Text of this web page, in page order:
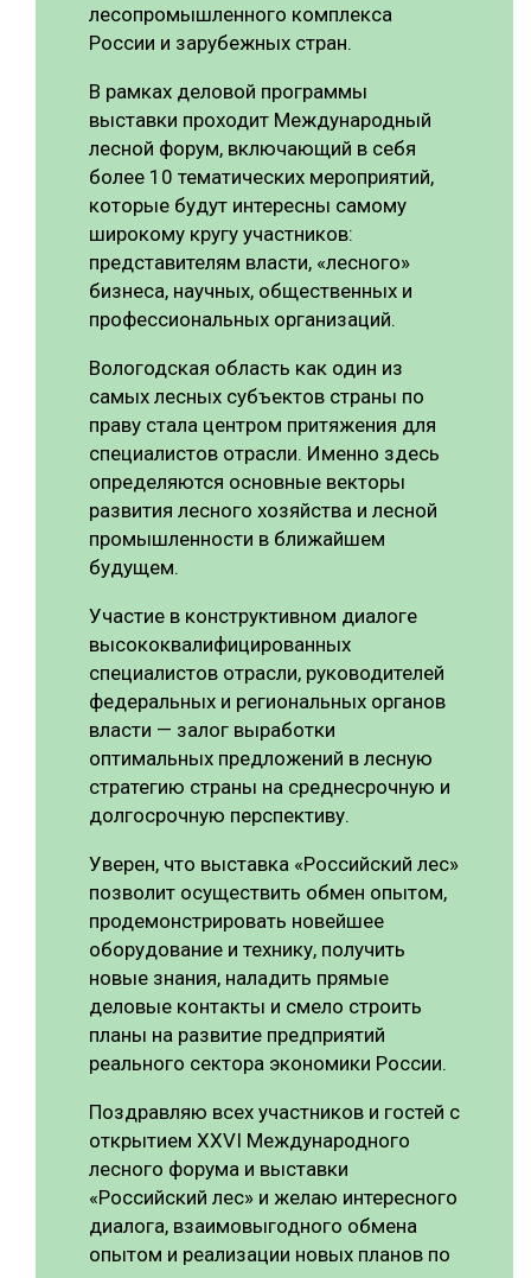
лесопромышленного комплекса
России и зарубежных стран.
В рамках деловой программы
выставки проходит Международный
лесной форум, включающий в себя
более 10 тематических мероприятий,
которые будут интересны самому
широкому кругу участников:
представителям власти, «лесного»
бизнеса, научных, общественных и
профессиональных организаций.
Вологодская область как один из
самых лесных субъектов страны по
праву стала центром притяжения для
специалистов отрасли. Именно здесь
определяются основные векторы
развития лесного хозяйства и лесной
промышленности в ближайшем
будущем.
Участие в конструктивном диалоге
высококвалифицированных
специалистов отрасли, руководителей
федеральных и региональных органов
власти — залог выработки
оптимальных предложений в лесную
стратегию страны на среднесрочную и
долгосрочную перспективу.
Уверен, что выставка «Российский лес»
позволит осуществить обмен опытом,
продемонстрировать новейшее
оборудование и технику, получить
новые знания, наладить прямые
деловые контакты и смело строить
планы на развитие предприятий
реального сектора экономики России.
Поздравляю всех участников и гостей с
открытием XXVI Международного
лесного форума и выставки
«Российский лес» и желаю интересного
диалога, взаимовыгодного обмена
опытом и реализации новых планов по